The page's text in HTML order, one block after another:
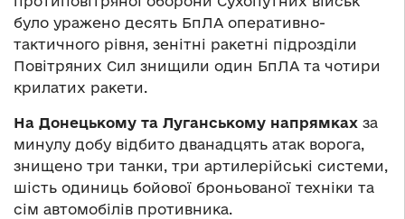
було уражено десять БпЛА оперативно-
тактичного рівня, зенітні ракетні підрозділи
Повітряних Сил знищили один БпЛА та чотири
крилатих ракети.
На Донецькому та Луганському напрямках за
минулу добу відбито дванадцять атак ворога,
знищено три танки, три артилерійські системи,
шість одиниць бойової броньованої техніки та
сім автомобілів противника.